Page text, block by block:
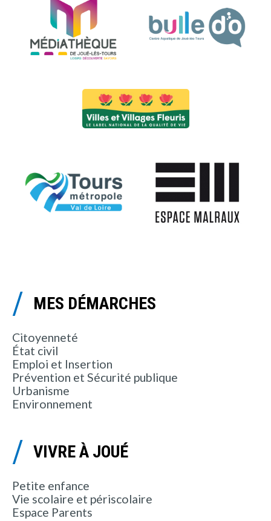
MES DÉMARCHES
Citoyenneté
État civil
Emploi et Insertion
Prévention et Sécurité publique
Urbanisme
Environnement
VIVRE À JOUÉ
Petite enfance
Vie scolaire et périscolaire
Espace Parents